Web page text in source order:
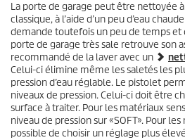
La porte de garage peut être nettoyée
classique, à l’aide d’un peu d’eau
demande toutefois un peu de temps et
porte de garage très sale retrouve son
recommandé de la laver avec un
Celui-ci élimine même les saletés les
pression d’eau réglable. Le pistolet
niveaux de pression. Celui-ci doit être
surface à traiter. Pour les matériaux
niveau de pression sur «SOFT». Pour
possible de choisir un réglage plus